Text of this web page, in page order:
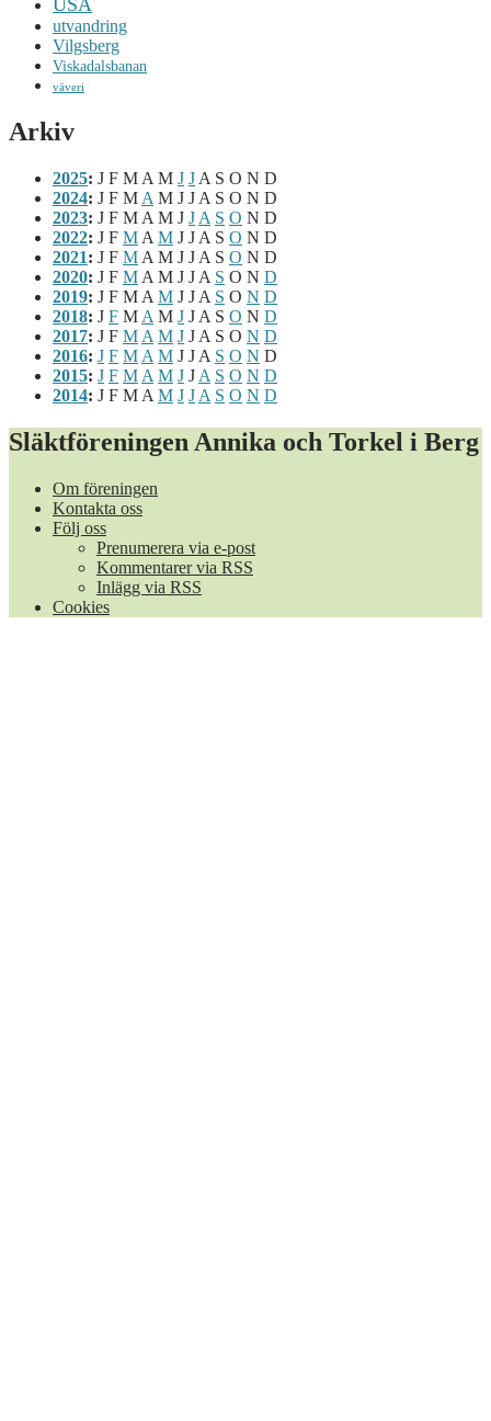
USA
utvandring
Vilgsberg
Viskadalsbanan
väveri
Arkiv
2025: J F M A M J J A S O N D
2024: J F M A M J J A S O N D
2023: J F M A M J J A S O N D
2022: J F M A M J J A S O N D
2021: J F M A M J J A S O N D
2020: J F M A M J J A S O N D
2019: J F M A M J J A S O N D
2018: J F M A M J J A S O N D
2017: J F M A M J J A S O N D
2016: J F M A M J J A S O N D
2015: J F M A M J J A S O N D
2014: J F M A M J J A S O N D
Släktföreningen Annika och Torkel i Berg
Om föreningen
Kontakta oss
Följ oss
Prenumerera via e-post
Kommentarer via RSS
Inlägg via RSS
Cookies